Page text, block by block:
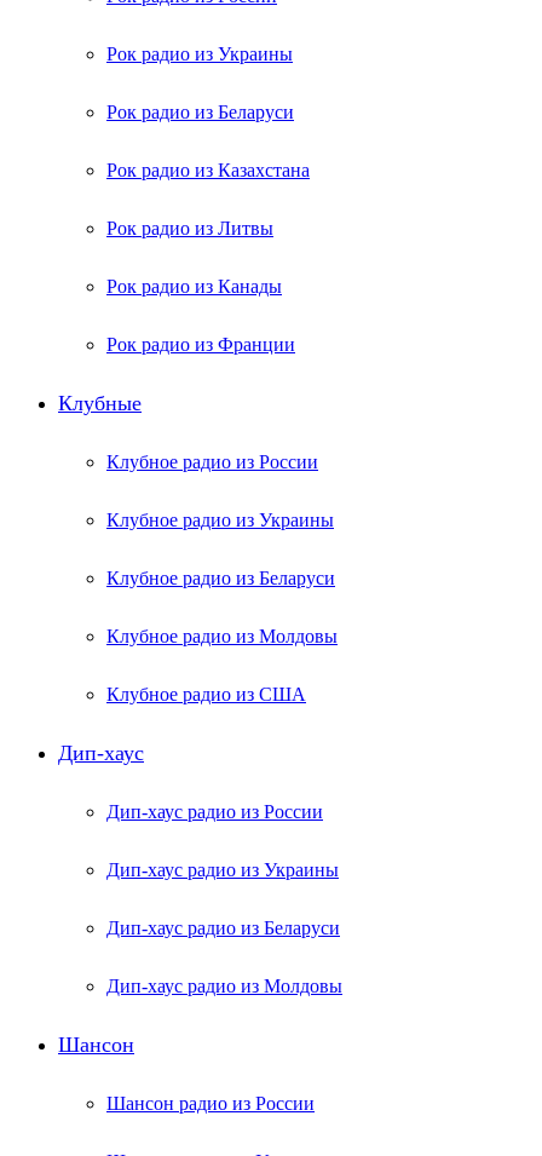
Рок радио из Украины
Рок радио из Беларуси
Рок радио из Казахстана
Рок радио из Литвы
Рок радио из Канады
Рок радио из Франции
Клубные
Клубное радио из России
Клубное радио из Украины
Клубное радио из Беларуси
Клубное радио из Молдовы
Клубное радио из США
Дип-хаус
Дип-хаус радио из России
Дип-хаус радио из Украины
Дип-хаус радио из Беларуси
Дип-хаус радио из Молдовы
Шансон
Шансон радио из России